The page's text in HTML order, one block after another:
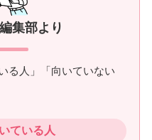
集部より
る人」「向いていない
ている人